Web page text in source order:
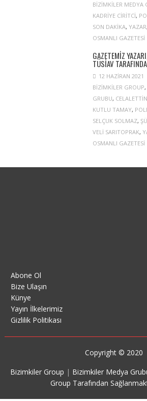
BIZIMKILER MEDYA
KADRIYE CIRITCI,
SON DAKIKA, YAZAR,
OSMANLI GAZETESI
GAZETEMIZ
TÜSİAV
12 HAZIRAN 2021
BIZIMKILER GROUP,
GRUBU,
KUTLU TAMAY,
SELÇUK SOLMAZ,
VELI SARITOPRAK,
OSMANLI GAZETESI
Abone Ol
Bize Ulaşın
Künye
Yayın İlkelerimiz
Gizlilik Politikası
Copyright © 2020
Bizimkiler Group | Bizimkiler Medya
Group Tarafından